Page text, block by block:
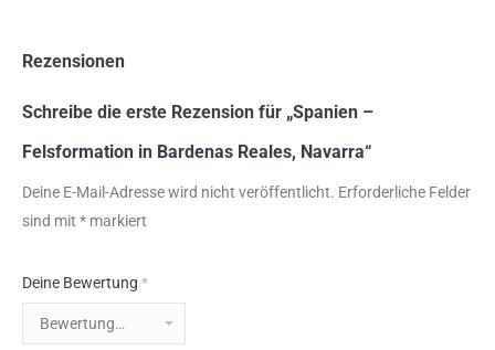
Rezensionen
Schreibe die erste Rezension für „Spanien –
Felsformation in Bardenas Reales, Navarra“
Deine E-Mail-Adresse wird nicht veröffentlicht. Erforderliche Felder
sind mit * markiert
Deine Bewertung *